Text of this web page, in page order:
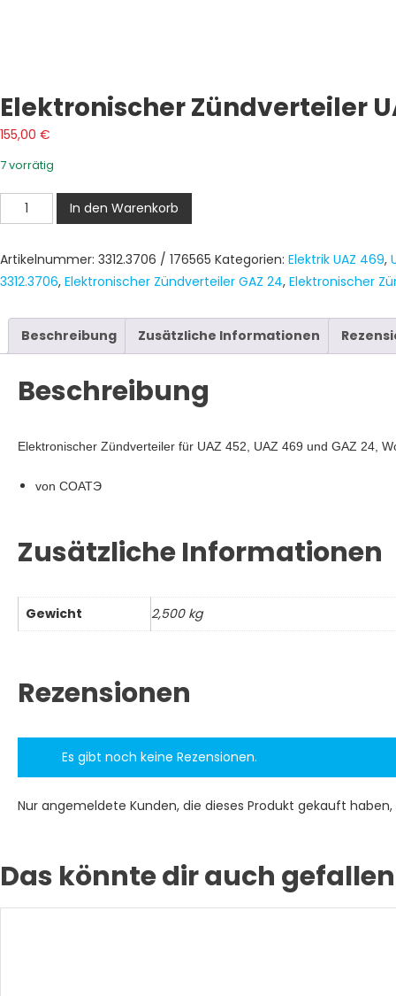
Elektronischer Zündverteiler
155,00 €
7 vorrätig
Elektronischer
Zündverteiler
452,
469,
GAZ
SOATE
Menge
In den Warenkorb
Artikelnummer: 3312.3706 / 176565 Kategorien: Elektrik UAZ 469,
3312.3706, Elektronischer Zündverteiler GAZ 24, Elektronischer
Beschreibung Zusätzliche Informationen
Beschreibung
Elektronischer Zündverteiler für UAZ 452, UAZ 469 und GAZ 24,
von СОАТЭ
Zusätzliche Informationen
Gewicht 2,500 kg
Rezensionen
Es gibt noch keine Rezensionen.
Nur angemeldete Kunden, die dieses Produkt gekauft
Das könnte dir auch